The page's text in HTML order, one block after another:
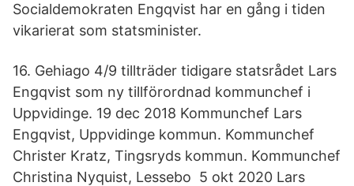
Socialdemokraten Engqvist har en gång i tiden
vikarierat som statsminister.
16. Gehiago 4/9 tillträder tidigare statsrådet Lars
Engqvist som ny tillförordnad kommunchef i
Uppvidinge. 19 dec 2018 Kommunchef Lars
Engqvist, Uppvidinge kommun. Kommunchef
Christer Kratz, Tingsryds kommun. Kommunchef
Christina Nyquist, Lessebo 5 okt 2020 Lars